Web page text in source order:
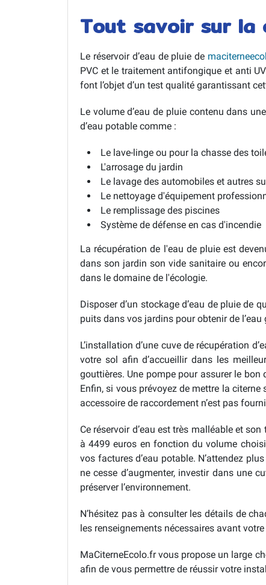
Tout savoir sur la
Le réservoir d’eau de pluie de
PVC et le traitement antifongique et anti
font l’objet d’un test qualité garantissant
Le volume d’eau de pluie contenu dans
d’eau potable comme :
Le lave-linge ou pour la chasse des
L'arrosage du jardin
Le lavage des automobiles et autres
Le nettoyage d'équipement
Le remplissage des piscines
Système de défense en cas d'incendie
La récupération de l'eau de pluie est
dans son jardin son vide sanitaire ou
dans le domaine de l'écologie.
Disposer d’un stockage d’eau de pluie de
puits dans vos jardins pour obtenir de
L’installation d’une cuve de récupération
votre sol afin d’accueillir dans les
gouttières. Une pompe pour assurer le
Enfin, si vous prévoyez de mettre la
accessoire de raccordement n’est pas
Ce réservoir d’eau est très malléable et
à 4499 euros en fonction du volume
vos factures d’eau potable. N’attendez
ne cesse d’augmenter, investir dans une
préserver l’environnement.
N’hésitez pas à consulter les détails de
les renseignements nécessaires avant
MaCiterneEcolo.fr vous propose un large
afin de vous permettre de réussir votre